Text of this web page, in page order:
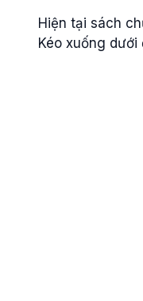
Hiện tại sách
Kéo xuống